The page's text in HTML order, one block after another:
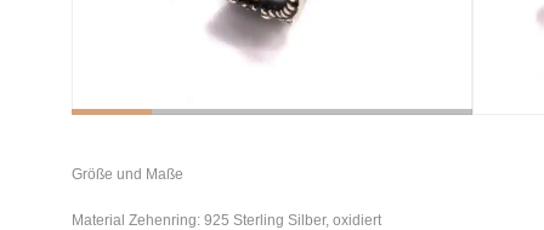
Größe und Maße
Material Zehenring: 925 Sterling Silber, oxidiert